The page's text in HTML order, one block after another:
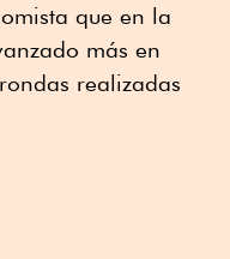
que en la
más en
realizadas